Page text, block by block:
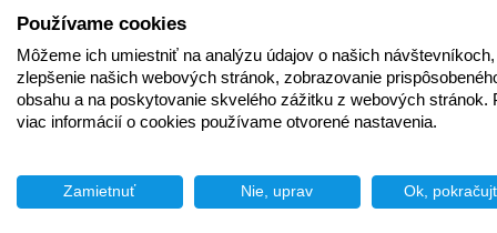
Používame cookies
Môžeme ich umiestniť na analýzu údajov o našich
zlepšenie našich webových stránok, zobrazovanie
obsahu a na poskytovanie skvelého zážitku z webových stránok.
viac informácií o cookies používame otvorené nastavenia.
Zamietnuť Nie, uprav Ok,